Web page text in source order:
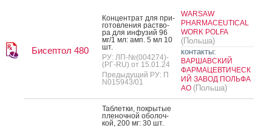
Бисептол 480
Кон­цен­трат для при­
готов­ле­ния рас­тво­
ра для ин­фу­зий 96
мг/1 мл: амп. 5 мл 10
шт.
РУ: ЛП-№(004274)-
(РГ-RU) от 15.01.24
Предыдущий РУ: П
N015943/01
WARSAW
PHARMACEUTICAL
WORK POLFA
(Польша)
контакты:
ВАРШАВСКИЙ
ФАРМАЦЕВТИЧЕСК
ИЙ ЗАВОД ПОЛЬФА
АО (Польша)
Таб­летки, пок­ры­тые
пле­ноч­ной обо­лоч­
кой, 200 мг: 30 шт.